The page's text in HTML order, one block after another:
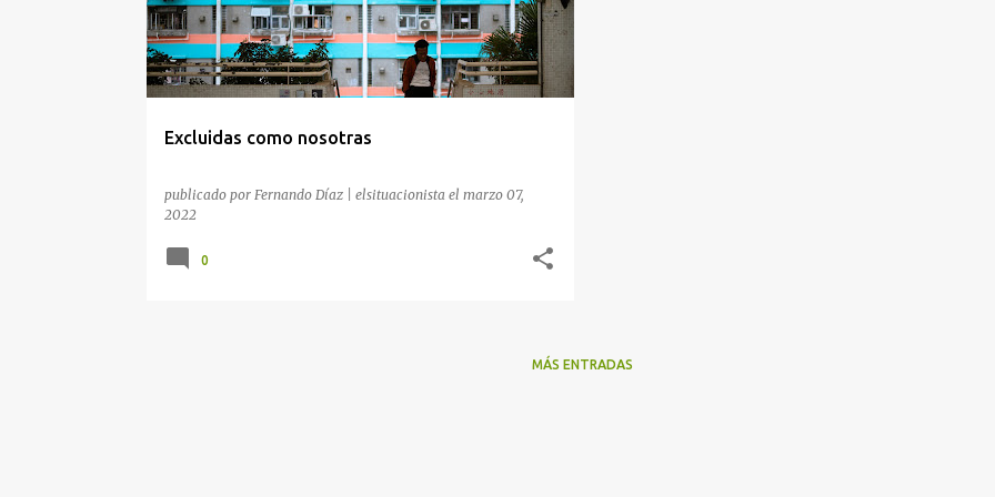
r
a
d
Excluidas como nosotras
publicado por Fernando Díaz | elsituacionista el marzo 07,
2022
0
MÁS ENTRADAS